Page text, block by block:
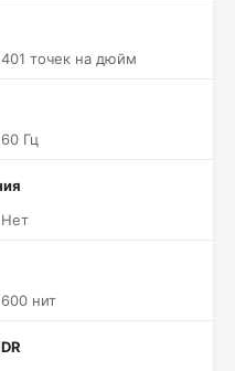
401 точек на дюйм
60 Гц
Нет
600 нит